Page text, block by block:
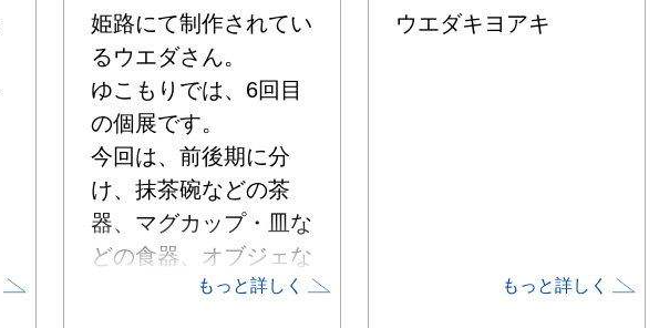
姫路にて制作されてい
るウエダさん。
ゆこもりでは、6回目
の個展です。
今回は、前後期に分
け、抹茶碗などの茶
器、マグカップ・皿な
どの食器、オブジェな
どが展示予定です。
もっと詳しく
ウエダキヨアキ
もっと詳しく